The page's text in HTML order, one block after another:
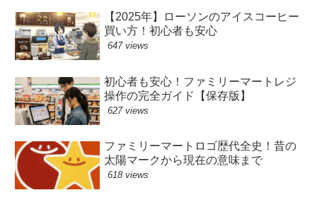
【2025年】ローソンのアイスコーヒー
買い方！初心者も安心
647 views
初心者も安心！ファミリーマートレジ
操作の完全ガイド【保存版】
627 views
ファミリーマートロゴ歴代全史！昔の
太陽マークから現在の意味まで
618 views